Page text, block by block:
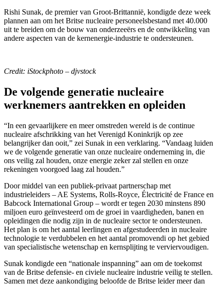
Rishi Sunak, de premier van Groot-Brittannië, kondigde deze week
plannen aan om het Britse nucleaire personeelsbestand met 40.000
uit te breiden om de bouw van onderzeeërs en de ontwikkeling van
andere aspecten van de kernenergie-industrie te ondersteunen.
Credit: iStockphoto – djvstock
De volgende generatie nucleaire
werknemers aantrekken en opleiden
“In een gevaarlijkere en meer omstreden wereld is de continue
nucleaire afschrikking van het Verenigd Koninkrijk op zee
belangrijker dan ooit,” zei Sunak in een verklaring. “Vandaag luiden
we de volgende generatie van onze nucleaire onderneming in, die
ons veilig zal houden, onze energie zeker zal stellen en onze
rekeningen voorgoed laag zal houden.”
Door middel van een publiek-privaat partnerschap met
industrieleiders – AE Systems, Rolls-Royce, Électricité de France en
Babcock International Group – wordt er tegen 2030 minstens 890
miljoen euro geïnvesteerd om de groei in vaardigheden, banen en
opleidingen die nodig zijn in de nucleaire sector te ondersteunen.
Het plan is om het aantal leerlingen en afgestudeerden in nucleaire
technologie te verdubbelen en het aantal promovendi op het gebied
van specialistische wetenschap en kernsplijting te verviervoudigen.
Sunak kondigde een “nationale inspanning” aan om de toekomst
van de Britse defensie- en civiele nucleaire industrie veilig te stellen.
Samen met deze aankondiging beloofde de Britse leider meer dan